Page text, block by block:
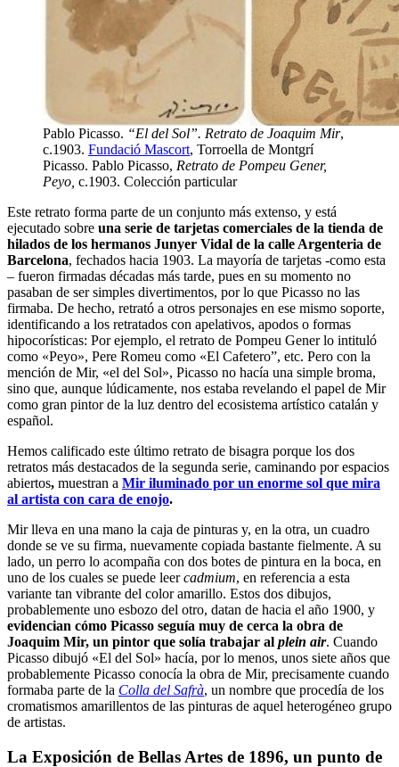
Pablo Picasso. “El del Sol”. Retrato de Joaquim Mir,
c.1903. Fundació Mascort, Torroella de Montgrí
Picasso. Pablo Picasso, Retrato de Pompeu Gener,
Peyo, c.1903. Colección particular
Este retrato forma parte de un conjunto más extenso, y está
ejecutado sobre una serie de tarjetas comerciales de la tienda de
hilados de los hermanos Junyer Vidal de la calle Argenteria de
Barcelona, ​​fechados hacia 1903. La mayoría de tarjetas -como esta
– fueron firmadas décadas más tarde, pues en su momento no
pasaban de ser simples divertimentos, por lo que Picasso no las
firmaba. De hecho, retrató a otros personajes en ese mismo soporte,
identificando a los retratados con apelativos, apodos o formas
hipocorísticas: Por ejemplo, el retrato de Pompeu Gener lo intituló
como «Peyo», Pere Romeu como «El Cafetero”, etc. Pero con la
mención de Mir, «el del Sol», Picasso no hacía una simple broma,
sino que, aunque lúdicamente, nos estaba revelando el papel de Mir
como gran pintor de la luz dentro del ecosistema artístico catalán y
español.
Hemos calificado este último retrato de bisagra porque los dos
retratos más destacados de la segunda serie, caminando por espacios
abiertos, muestran a Mir iluminado por un enorme sol que mira
al artista con cara de enojo.
Mir lleva en una mano la caja de pinturas y, en la otra, un cuadro
donde se ve su firma, nuevamente copiada bastante fielmente. A su
lado, un perro lo acompaña con dos botes de pintura en la boca, en
uno de los cuales se puede leercadmium, en referencia a esta
variante tan vibrante del color amarillo. Estos dos dibujos,
probablemente uno esbozo del otro, datan de hacia el año 1900, y
evidencian cómo Picasso seguía muy de cerca la obra de
Joaquim Mir, un pintor que solía trabajar al plein air. Cuando
Picasso dibujó «El del Sol» hacía, por lo menos, unos siete años que
probablemente Picasso conocía la obra de Mir, precisamente cuando
formaba parte de la Colla del Safrà, un nombre que procedía de los
cromatismos amarillentos de las pinturas de aquel heterogéneo grupo
de artistas.
La Exposición de Bellas Artes de 1896, un punto de